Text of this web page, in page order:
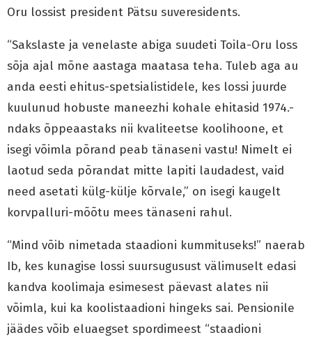
Oru lossist president Pätsu suveresidents.
“Sakslaste ja venelaste abiga suudeti Toila-Oru loss
sõja ajal mõne aastaga maatasa teha. Tuleb aga au
anda eesti ehitus-spetsialistidele, kes lossi juurde
kuulunud hobuste maneezhi kohale ehitasid 1974.-
ndaks õppeaastaks nii kvaliteetse koolihoone, et
isegi võimla põrand peab tänaseni vastu! Nimelt ei
laotud seda põrandat mitte lapiti laudadest, vaid
need asetati külg-külje kõrvale,” on isegi kaugelt
korvpalluri-mõõtu mees tänaseni rahul.
“Mind võib nimetada staadioni kummituseks!” naerab
Ib, kes kunagise lossi suursugusust välimuselt edasi
kandva koolimaja esimesest päevast alates nii
võimla, kui ka koolistaadioni hingeks sai. Pensionile
jäädes võib eluaegset spordimeest “staadioni